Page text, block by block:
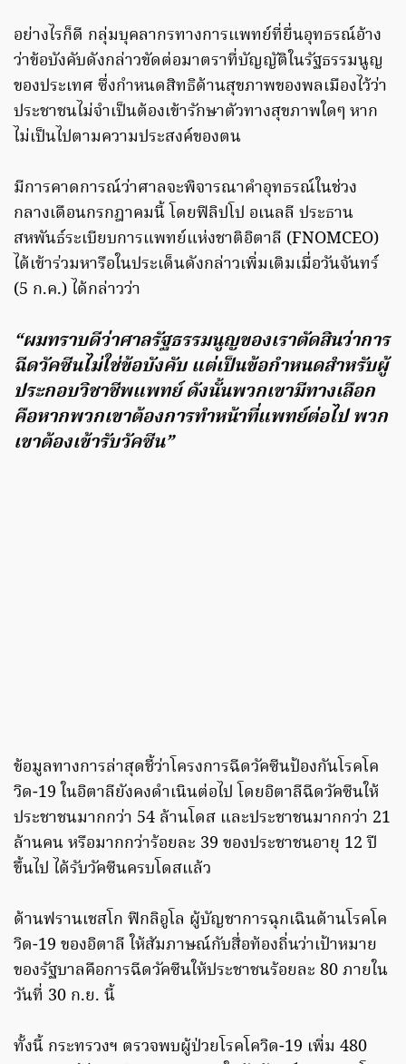
อย่างไรก็ดี กลุ่มบุคลากรทางการแพทย์ที่ยื่นอุทธรณ์อ้าง
ว่าข้อบังคับดังกล่าวขัดต่อมาตราที่บัญญัติในรัฐธรรมนูญ
ของประเทศ ซึ่งกำหนดสิทธิด้านสุขภาพของพลเมืองไว้ว่า
ประชาชนไม่จำเป็นต้องเข้ารักษาตัวทางสุขภาพใดๆ หาก
ไม่เป็นไปตามความประสงค์ของตน
มีการคาดการณ์ว่าศาลจะพิจารณาคำอุทธรณ์ในช่วง
กลางเดือนกรกฎาคมนี้ โดยฟิลิปโป อเนลลี ประธาน
สหพันธ์ระเบียบการแพทย์แห่งชาติอิตาลี (FNOMCEO)
ได้เข้าร่วมหารือในประเด็นดังกล่าวเพิ่มเติมเมื่อวันจันทร์
(5 ก.ค.) ได้กล่าวว่า
“ผมทราบดีว่าศาลรัฐธรรมนูญของเราตัดสินว่าการ
ฉีดวัคซีนไม่ใช่ข้อบังคับ แต่เป็นข้อกำหนดสำหรับผู้
ประกอบวิชาชีพแพทย์ ดังนั้นพวกเขามีทางเลือก
คือหากพวกเขาต้องการทำหน้าที่แพทย์ต่อไป พวก
เขาต้องเข้ารับวัคซีน”
ข้อมูลทางการล่าสุดชี้ว่าโครงการฉีดวัคซีนป้องกันโรคโค
วิด-19 ในอิตาลียังคงดำเนินต่อไป โดยอิตาลีฉีดวัคซีนให้
ประชาชนมากกว่า 54 ล้านโดส และประชาชนมากกว่า 21
ล้านคน หรือมากกว่าร้อยละ 39 ของประชาชนอายุ 12 ปี
ขึ้นไป ได้รับวัคซีนครบโดสแล้ว
ด้านฟรานเชสโก ฟิกลิอูโล ผู้บัญชาการฉุกเฉินด้านโรคโค
วิด-19 ของอิตาลี ให้สัมภาษณ์กับสื่อท้องถิ่นว่าเป้าหมาย
ของรัฐบาลคือการฉีดวัคซีนให้ประชาชนร้อยละ 80 ภายใน
วันที่ 30 ก.ย. นี้
ทั้งนี้ กระทรวงฯ ตรวจพบผู้ป่วยโรคโควิด-19 เพิ่ม 480